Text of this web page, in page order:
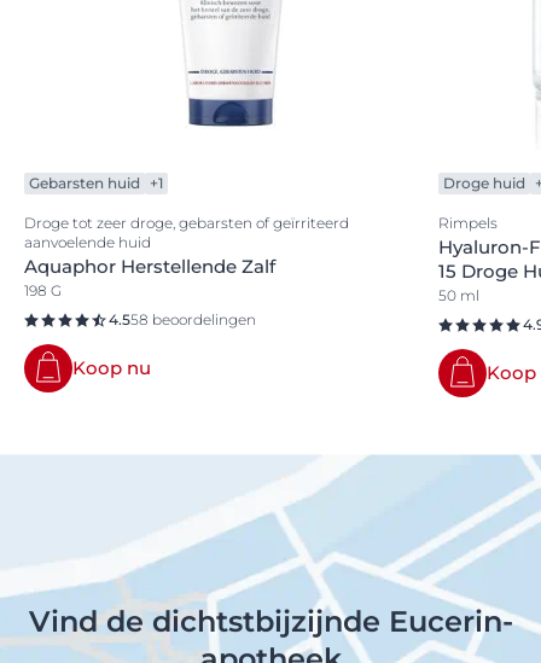
Gebarsten huid +1
Droge tot zeer droge, gebarsten of geïrriteerd
aanvoelende huid
Aquaphor Herstellende Zalf
198 G
4.558 beoordelingen
Koop nu
Droge huid
Rimpels
Hyaluron-
15 Droge
50 ml
Koop
Vind de dichtstbijzijnde Eucerin-